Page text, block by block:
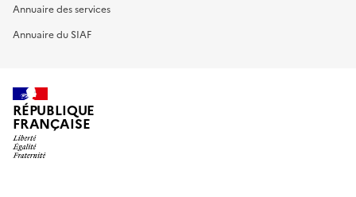
Annuaire des services
Annuaire du SIAF
RÉPUBLIQUE
FRANÇAISE